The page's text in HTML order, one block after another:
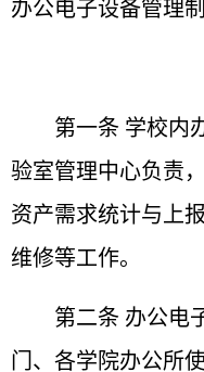
办公电子设备管理制
第一条 学校内
验室管理中心负责
资产需求统计与上报
维修等工作。
第二条 办公电
门、各学院办公所